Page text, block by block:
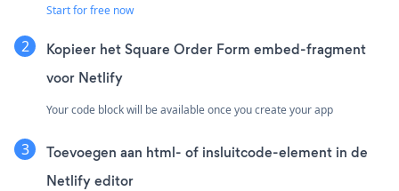
Start for free now
Kopieer het Square Order Form embed-fragment
voor Netlify
Your code block will be available once you create your app
Toevoegen aan html- of insluitcode-element in de
Netlify editor